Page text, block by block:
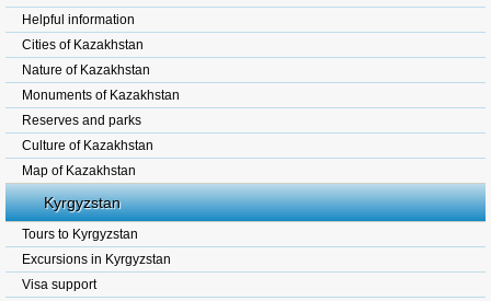
Helpful information
Cities of Kazakhstan
Nature of Kazakhstan
Monuments of Kazakhstan
Reserves and parks
Culture of Kazakhstan
Map of Kazakhstan
Kyrgyzstan
Tours to Kyrgyzstan
Excursions in Kyrgyzstan
Visa support